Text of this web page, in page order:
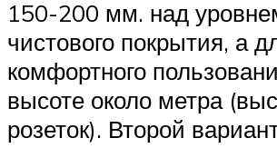
150-200 мм. над
чистового покрытия, а
комфортного
высоте около метра
розеток). Второй